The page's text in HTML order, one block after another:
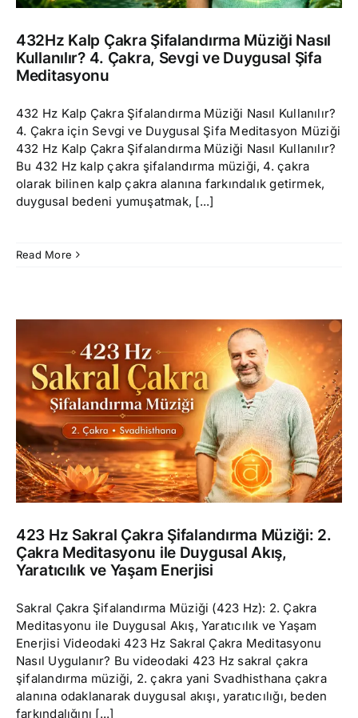
432Hz Kalp Çakra Şifalandırma Müziği Nasıl
Kullanılır? 4. Çakra, Sevgi ve Duygusal Şifa
Meditasyonu
432 Hz Kalp Çakra Şifalandırma Müziği Nasıl Kullanılır?
4. Çakra için Sevgi ve Duygusal Şifa Meditasyon Müziği
432 Hz Kalp Çakra Şifalandırma Müziği Nasıl Kullanılır?
Bu 432 Hz kalp çakra şifalandırma müziği, 4. çakra
olarak bilinen kalp çakra alanına farkındalık getirmek,
duygusal bedeni yumuşatmak, [...]
Read More
423 Hz Sakral Çakra Şifalandırma Müziği: 2.
Çakra Meditasyonu ile Duygusal Akış,
Yaratıcılık ve Yaşam Enerjisi
Sakral Çakra Şifalandırma Müziği (423 Hz): 2. Çakra
Meditasyonu ile Duygusal Akış, Yaratıcılık ve Yaşam
Enerjisi Videodaki 423 Hz Sakral Çakra Meditasyonu
Nasıl Uygulanır? Bu videodaki 423 Hz sakral çakra
şifalandırma müziği, 2. çakra yani Svadhisthana çakra
alanına odaklanarak duygusal akışı, yaratıcılığı, beden
farkındalığını [...]